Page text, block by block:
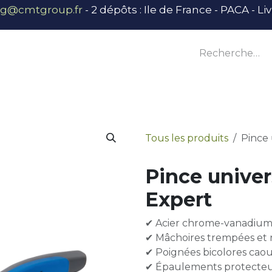
- 2 dépôts : Ile de France - PACA -
Tous les produits Pince
Pince
Expert
✔ Acier chrome-vanadium
✔ Mâchoires trempées et
✔ Poignées bicolores
✔ Épaulements